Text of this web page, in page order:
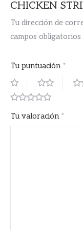
CHICKEN
Tu dirección de
campos
Tu puntuación *
Tu valoración *